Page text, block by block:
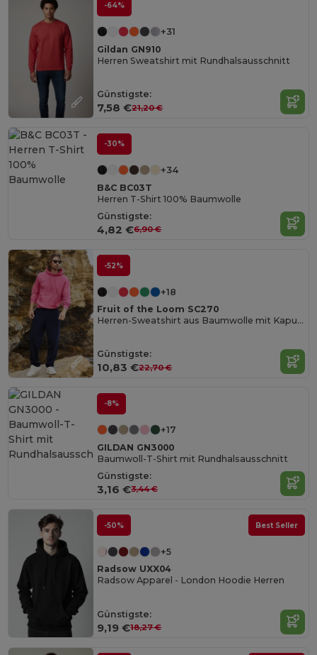
-64%
+31
Gildan GN910
Herren Sweatshirt mit Rundhalsausschnitt
Günstigste:
7,58 €21,20 €
-30%
+34
B&C BC03T
Herren T-Shirt 100% Baumwolle
Günstigste:
4,82 €6,90 €
-52%
+18
Fruit of the Loom SC270
Herren-Sweatshirt aus Baumwolle mit Kapuze
Günstigste:
10,83 €22,70 €
-8%
+17
GILDAN GN3000
Baumwoll-T-Shirt mit Rundhalsausschnitt
Günstigste:
3,16 €3,44 €
-50% Best Seller
+5
Radsow UXX04
Radsow Apparel - London Hoodie Herren
Günstigste:
9,19 €18,27 €